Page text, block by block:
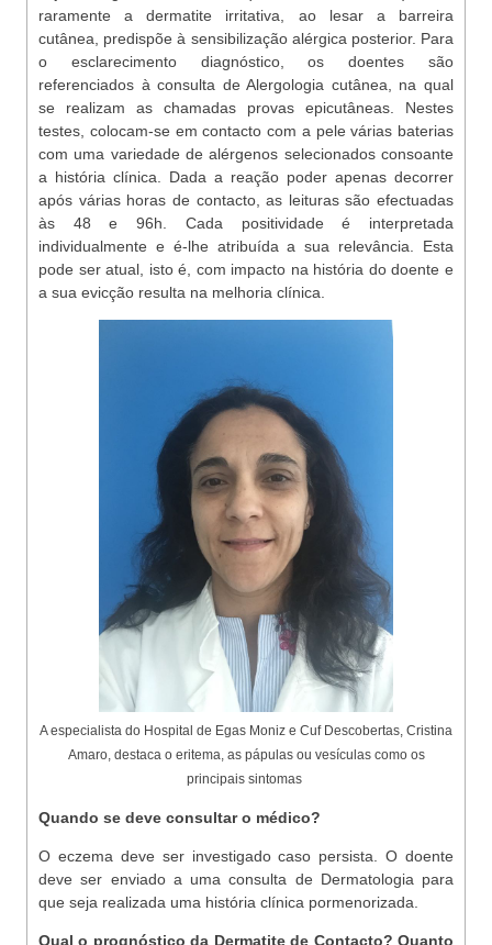
raramente a dermatite irritativa, ao lesar a barreira
cutânea, predispõe à sensibilização alérgica posterior. Para
o esclarecimento diagnóstico, os doentes são
referenciados à consulta de Alergologia cutânea, na qual
se realizam as chamadas provas epicutâneas. Nestes
testes, colocam-se em contacto com a pele várias baterias
com uma variedade de alérgenos selecionados consoante
a história clínica. Dada a reação poder apenas decorrer
após várias horas de contacto, as leituras são efectuadas
às 48 e 96h. Cada positividade é interpretada
individualmente e é-lhe atribuída a sua relevância. Esta
pode ser atual, isto é, com impacto na história do doente e
a sua evicção resulta na melhoria clínica.
A especialista do Hospital de Egas Moniz e Cuf Descobertas, Cristina
Amaro, destaca o eritema, as pápulas ou vesículas como os
principais sintomas
Quando se deve consultar o médico?
O eczema deve ser investigado caso persista. O doente
deve ser enviado a uma consulta de Dermatologia para
que seja realizada uma história clínica pormenorizada.
Qual o prognóstico da Dermatite de Contacto? Quanto